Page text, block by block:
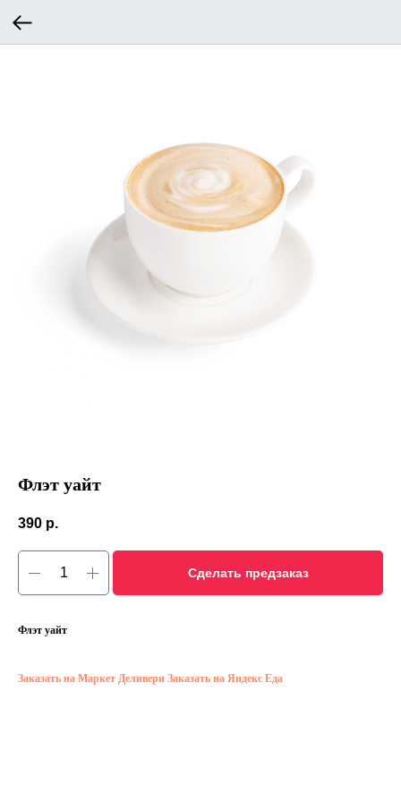
Флэт уайт
390 р.
Сделать предзаказ
Флэт уайт
Заказать на Маркет Деливери Заказать на Яндекс Еда